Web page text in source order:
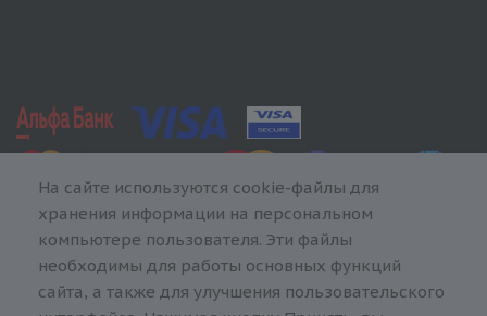
На сайте используются cookie-файлы для
хранения информации на персональном
компьютере пользователя. Эти файлы
необходимы для работы основных функций
сайта, а также для улучшения пользовательского